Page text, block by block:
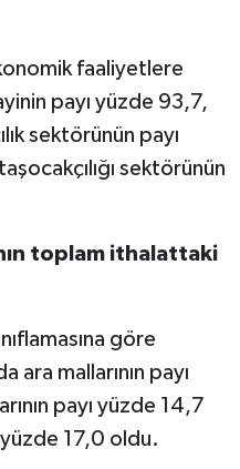
faaliyetlere
payı yüzde 93,7,
sektörünün payı
sektörünün
toplam ithalattaki
göre
mallarının payı
payı yüzde 14,7
yüzde 17,0 oldu.